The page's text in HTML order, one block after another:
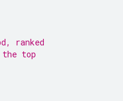
ranked
top